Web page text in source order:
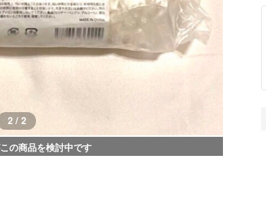
2 / 2
の商品を検討中です